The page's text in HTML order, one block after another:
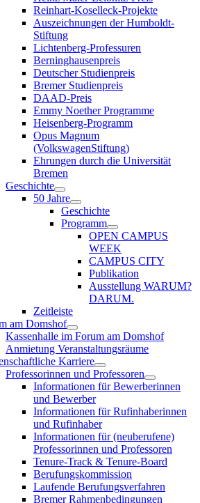
Reinhart-Koselleck-Projekte
Auszeichnungen der Humboldt-
Stiftung
Lichtenberg-Professuren
Berninghausenpreis
Deutscher Studienpreis
Bremer Studienpreis
DAAD-Preis
Emmy Noether Programme
Heisenberg-Programm
Opus Magnum
(VolkswagenStiftung)
Ehrungen durch die Universität
Bremen
Geschichte
50 Jahre
Geschichte
Programm
OPEN CAMPUS
WEEK
CAMPUS CITY
Publikation
Ausstellung WARUM?
DARUM.
Zeitleiste
am Domshof
Kassenhalle im Forum am Domshof
Anmietung Veranstaltungsräume
Karriere
Professorinnen und Professoren
Informationen für Bewerberinnen
und Bewerber
Informationen für Rufinhaberinnen
und Rufinhaber
Informationen für (neuberufene)
Professorinnen und Professoren
Tenure-Track & Tenure-Board
Berufungskommission
Laufende Berufungsverfahren
Bremer Rahmenbedingungen